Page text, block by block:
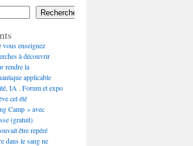
Rechercher
vous enseignez
à découvrir
rendre la
applicable
IA . Forum et expo
cet été
Camp » avec
(gratuit)
être repéré
dans le sang ne